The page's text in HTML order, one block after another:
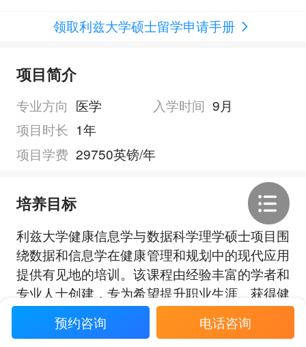
领取利兹大学硕士留学申请手册
项目简介
专业方向 医学 入学时间 9月
项目时长 1年
项目学费 29750英镑/年
培养目标
利兹大学健康信息学与数据科学理学硕士项目围
绕数据和信息学在健康管理和规划中的现代应用
提供有见地的培训。该课程由经验丰富的学者和
专业人士创建，专为希望提升职业生涯、获得健
康信息学和健康数据科学技术的知识和理解以及
获得雇主当前追捧的技能的应届毕业生和专业人
预约咨询 电话咨询